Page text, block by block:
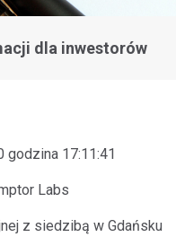
dla inwestorów
godzina 17:11:41
Labs
z siedzibą w Gdańsku